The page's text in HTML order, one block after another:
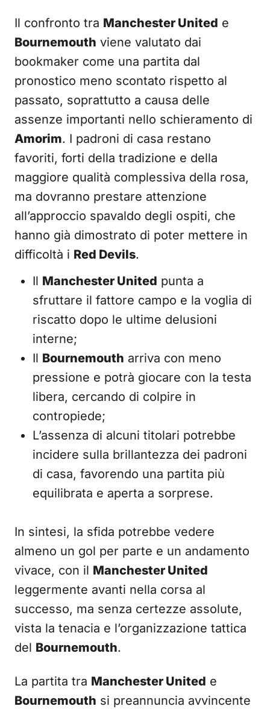
Il confronto tra Manchester United e
Bournemouth viene valutato dai
bookmaker come una partita dal
pronostico meno scontato rispetto al
passato, soprattutto a causa delle
assenze importanti nello schieramento di
Amorim. I padroni di casa restano
favoriti, forti della tradizione e della
maggiore qualità complessiva della rosa,
ma dovranno prestare attenzione
all’approccio spavaldo degli ospiti, che
hanno già dimostrato di poter mettere in
difficoltà i Red Devils.
Il Manchester United punta a
sfruttare il fattore campo e la voglia di
riscatto dopo le ultime delusioni
interne;
Il Bournemouth arriva con meno
pressione e potrà giocare con la testa
libera, cercando di colpire in
contropiede;
L’assenza di alcuni titolari potrebbe
incidere sulla brillantezza dei padroni
di casa, favorendo una partita più
equilibrata e aperta a sorprese.
In sintesi, la sfida potrebbe vedere
almeno un gol per parte e un andamento
vivace, con il Manchester United
leggermente avanti nella corsa al
successo, ma senza certezze assolute,
vista la tenacia e l’organizzazione tattica
del Bournemouth.
La partita tra Manchester United e
Bournemouth si preannuncia avvincente